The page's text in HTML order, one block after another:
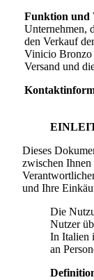
Funktion und
Unternehmen,
den Verkauf
Vinicio Bronzo
Versand und
Dieses
zwischen
und Ihre
Die
Nutzer
In Italien
an